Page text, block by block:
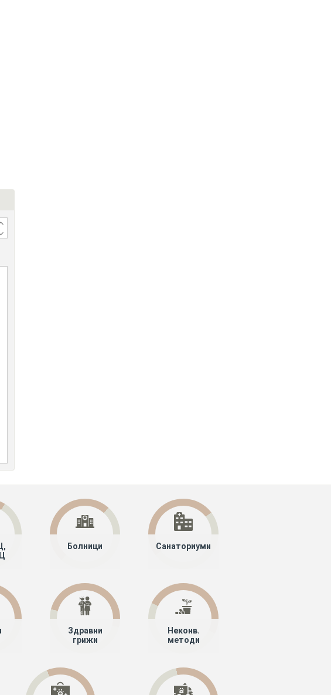
Болници Санаториуми
Здравни
грижи
Неконв.
методи